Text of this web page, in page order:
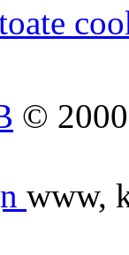
©
www,